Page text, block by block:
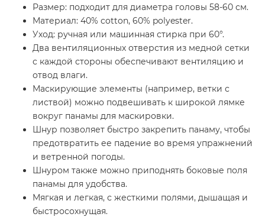
Размер: подходит для диаметра головы 58-60 см.
Материал: 40% cotton, 60% polyester.
Уход: ручная или машинная стирка при 60°.
Два вентиляционных отверстия из медной сетки
с каждой стороны обеспечивают вентиляцию и
отвод влаги.
Маскирующие элементы (например, ветки с
листвой) можно подвешивать к широкой лямке
вокруг панамы для маскировки.
Шнур позволяет быстро закрепить панаму, чтобы
предотвратить ее падение во время упражнений
и ветренной погоды.
Шнуром также можно приподнять боковые поля
панамы для удобства.
Мягкая и легкая, с жесткими полями, дышащая и
быстросохнущая.